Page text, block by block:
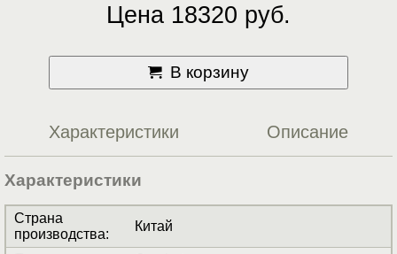
Цена 18320 руб.
В корзину
Характеристики Описание
Характеристики
Страна
производства:
Китай